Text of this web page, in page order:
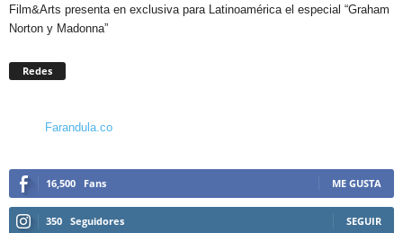
Film&Arts presenta en exclusiva para Latinoamérica el especial “Graham
Norton y Madonna”
Redes
Farandula.co
16,500 Fans ME GUSTA
350 Seguidores SEGUIR